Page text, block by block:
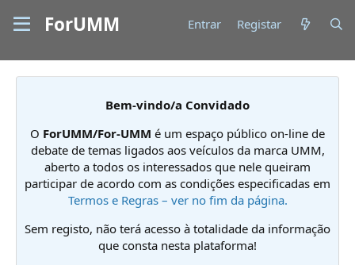
ForUMM Entrar Registar
Bem-vindo/a Convidado
O ForUMM/For-UMM é um espaço público on-line de
debate de temas ligados aos veículos da marca UMM,
aberto a todos os interessados que nele queiram
participar de acordo com as condições especificadas em
Termos e Regras – ver no fim da página.
Sem registo, não terá acesso à totalidade da informação
que consta nesta plataforma!